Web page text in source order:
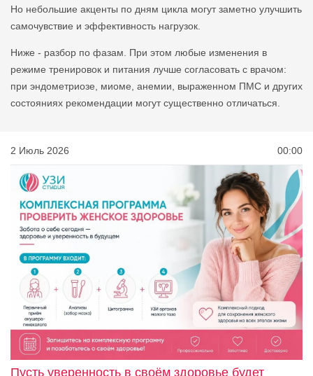
Но небольшие акценты по дням цикла могут заметно улучшить
самочувствие и эффективность нагрузок.
Ниже - разбор по фазам. При этом любые изменения в
режиме тренировок и питания лучше согласовать с врачом:
при эндометриозе, миоме, анемии, выраженном ПМС и других
состояниях рекомендации могут существенно отличаться.
2 Июль 2026 00:00
Пусть уверенность в своём здоровье будет